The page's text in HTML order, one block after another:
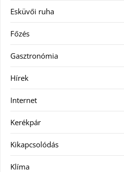
Esküvői ruha
Főzés
Gasztronómia
Hírek
Internet
Kerékpár
Kikapcsolódás
Klíma